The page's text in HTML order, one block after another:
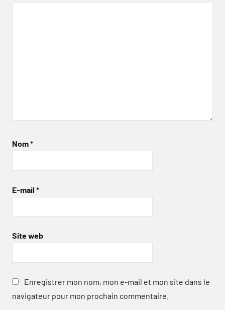
Nom*
E-mail *
Site web
Enregistrer mon nom, mon e-mail et mon site dans le
navigateur pour mon prochain commentaire.